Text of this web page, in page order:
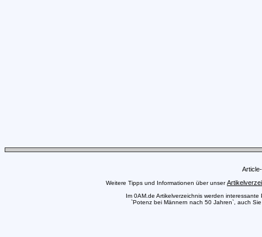
Weitere Tipps und Informationen über unser
Im 0AM.de Artikelverzeichnis werden
`Potenz bei Männern nach 50 Jahren`, auch